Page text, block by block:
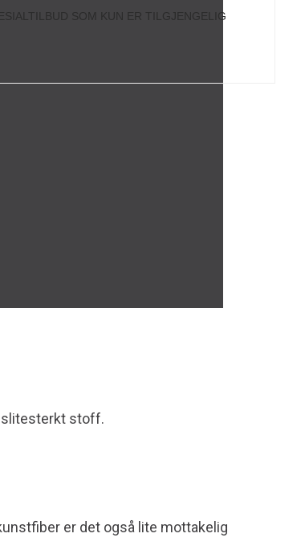
SOM KUN ER TILGJENGELIG
slitesterkt stoff.
er det også lite mottakelig